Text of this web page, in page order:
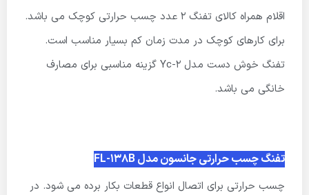
اقلام همراه کالای تفنگ 2 عدد چسب حرارتی کوچک می باشد.
برای کارهای کوچک در مدت زمان کم بسیار مناسب است.
تفنگ خوش دست مدل Yc-2 گزینه مناسبی برای مصارف
خانگی می باشد.
تفنگ چسب حرارتی جانسون مدل FL-138B
چسب حرارتی برای اتصال انواع قطعات بکار برده می شود. در